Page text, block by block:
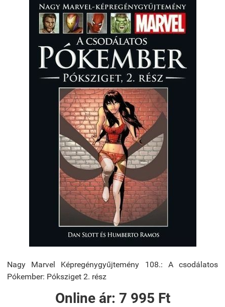
Nagy Marvel Képregénygyűjtemény 108.: A ​csodálatos
Pókember: Póksziget 2. rész
Online ár: 7 995 Ft